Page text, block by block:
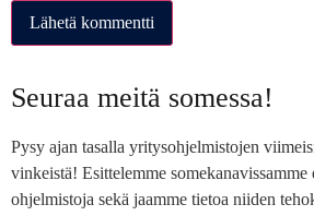
Seuraa meitä somessa!
Pysy ajan tasalla yritysohjelmistojen
vinkeistä! Esittelemme
ohjelmistoja sekä jaamme tietoa niiden